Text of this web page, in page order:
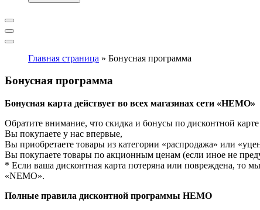
Главная страница » Бонусная программа
Бонусная программа
Бонусная карта действует во всех магазинах сети «НЕМО»
Обратите внимание, что скидка и бонусы по дисконтной
Вы покупаете у нас впервые,
Вы приобретаете товары из категории «распродажа» или
Вы покупаете товары по акционным ценам (если иное не
* Если ваша дисконтная карта потеряна или повреждена, то
«NEMO».
Полные правила дисконтной программы НЕМО